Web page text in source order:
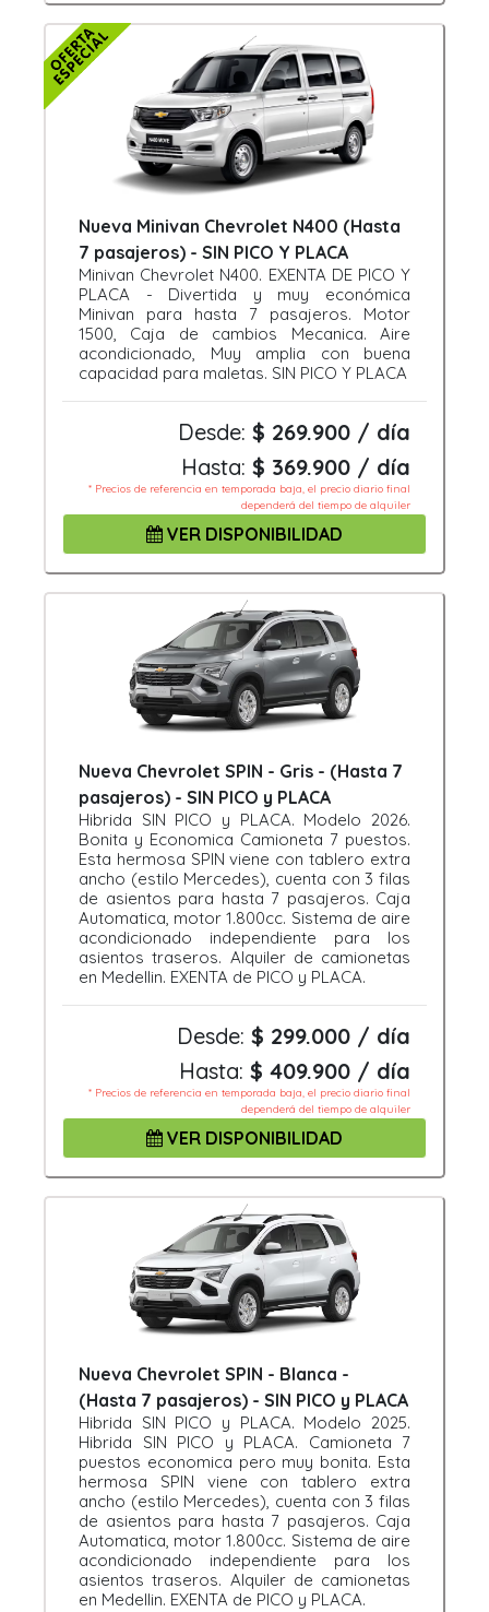
Nueva Minivan Chevrolet N400 (Hasta
7 pasajeros) - SIN PICO Y PLACA
Minivan Chevrolet N400. EXENTA DE PICO Y
PLACA - Divertida y muy económica
Minivan para hasta 7 pasajeros. Motor
1500, Caja de cambios Mecanica. Aire
acondicionado, Muy amplia con buena
capacidad para maletas. SIN PICO Y PLACA
Desde: $ 269.900 / día
Hasta: $ 369.900 / día
* Precios de referencia en temporada baja, el precio diario final
dependerá del tiempo de alquiler
VER DISPONIBILIDAD
Nueva Chevrolet SPIN - Gris - (Hasta 7
pasajeros) - SIN PICO y PLACA
Hibrida SIN PICO y PLACA. Modelo 2026.
Bonita y Economica Camioneta 7 puestos.
Esta hermosa SPIN viene con tablero extra
ancho (estilo Mercedes), cuenta con 3 filas
de asientos para hasta 7 pasajeros. Caja
Automatica, motor 1.800cc. Sistema de aire
acondicionado independiente para los
asientos traseros. Alquiler de camionetas
en Medellin. EXENTA de PICO y PLACA.
Desde: $ 299.000 / día
Hasta: $ 409.900 / día
* Precios de referencia en temporada baja, el precio diario final
dependerá del tiempo de alquiler
VER DISPONIBILIDAD
Nueva Chevrolet SPIN - Blanca -
(Hasta 7 pasajeros) - SIN PICO y PLACA
Hibrida SIN PICO y PLACA. Modelo 2025.
Hibrida SIN PICO y PLACA. Camioneta 7
puestos economica pero muy bonita. Esta
hermosa SPIN viene con tablero extra
ancho (estilo Mercedes), cuenta con 3 filas
de asientos para hasta 7 pasajeros. Caja
Automatica, motor 1.800cc. Sistema de aire
acondicionado independiente para los
asientos traseros. Alquiler de camionetas
en Medellin. EXENTA de PICO y PLACA.